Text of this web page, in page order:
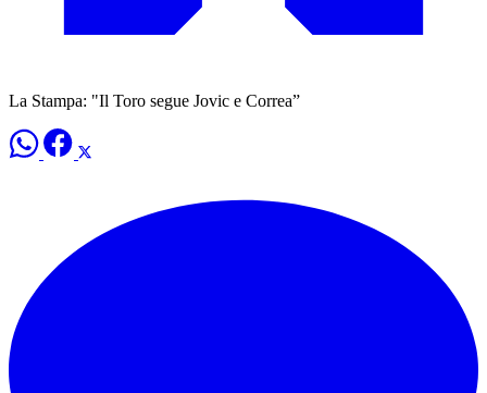
La Stampa: "Il Toro segue Jovic e Correa”